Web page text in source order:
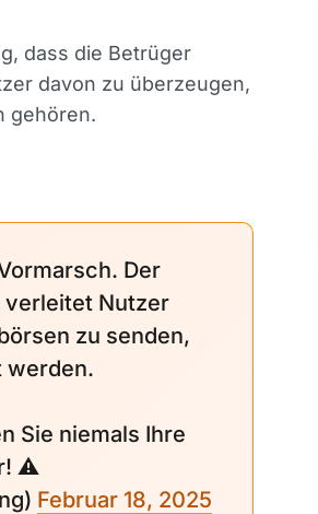
dass die Betrüger
davon zu überzeugen,
gehören.
Der
Nutzer
zu senden,
werden.
Sie niemals Ihre
⚠️
Februar 18, 2025